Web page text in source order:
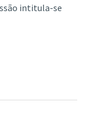
intitula-se